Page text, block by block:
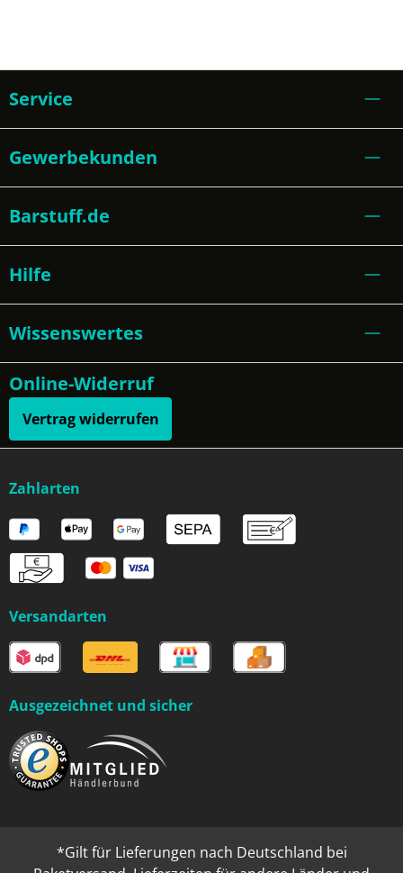
Service
Gewerbekunden
Barstuff.de
Hilfe
Wissenswertes
Online-Widerruf
Vertrag widerrufen
Zahlarten
Versandarten
Ausgezeichnet und sicher
*Gilt für Lieferungen nach Deutschland bei